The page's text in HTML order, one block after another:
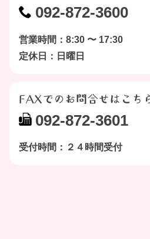
092-872-3600
営業時間：8:30 〜 17:30
定休日：日曜日
FAXでのお問合せはこち
092-872-3601
受付時間：２４時間受付